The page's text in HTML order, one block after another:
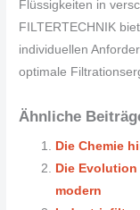
Flüssigkeiten in
FILTERTECHNIK
individuellen
optimale
Ähnliche
Die Chemie
Die
modern